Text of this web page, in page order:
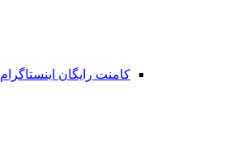
کامنت رایگان اینستاگرام